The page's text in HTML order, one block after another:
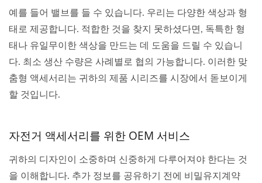
예를 들어 밸브를 들 수 있습니다. 우리는 다양한 색상과 형
태로 제공합니다. 적합한 것을 찾지 못하셨다면, 독특한 형
태나 유일무이한 색상을 만드는 데 도움을 드릴 수 있습니
다. 최소 생산 수량은 사례별로 협의 가능합니다. 이러한 맞
춤형 액세서리는 귀하의 제품 시리즈를 시장에서 돋보이게
할 것입니다.
자전거 액세서리를 위한 OEM 서비스
귀하의 디자인이 소중하며 신중하게 다루어져야 한다는 것
을 이해합니다. 추가 정보를 공유하기 전에 비밀유지계약